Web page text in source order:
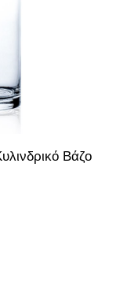
Βάζο